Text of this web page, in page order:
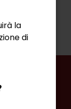
la
di